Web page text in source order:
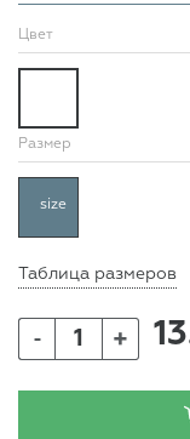
Цвет
Размер
size
Таблица размеров
- +